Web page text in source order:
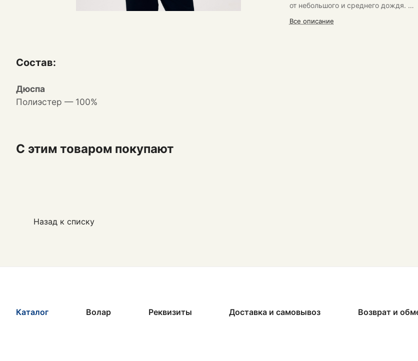
от небольшого и среднего дождя.
Все описание
Состав:
Дюспа
Полиэстер — 100%
С этим товаром покупают
Назад к списку
Каталог Волар Реквизиты Доставка и самовывоз Возврат и